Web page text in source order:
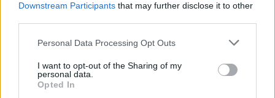
Downstream Participants that may further disclose it to other
Please note that this website/app uses one or more Google
not limited to your visit or usage behaviour. You may click to
grant or deny consent to Google and its third-party tags to
use your data for below specified purposes in below Google
Personal Data Processing Opt Outs
I want to opt-out of the Sharing of my
personal data.
Opted In